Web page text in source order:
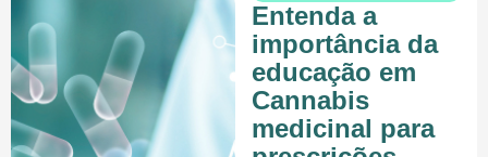
Entenda a
importância da
educação em
Cannabis
medicinal para